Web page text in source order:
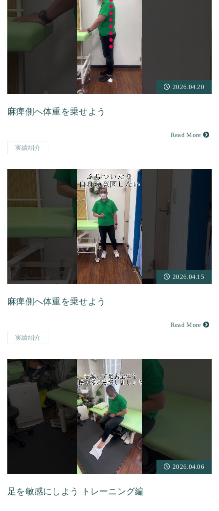
2026.04.20
麻痺側へ体重を乗せよう
Read More
実績紹介
2026.04.15
麻痺側へ体重を乗せよう
Read More
実績紹介
2026.04.06
足を敏感にしよう トレーニング編